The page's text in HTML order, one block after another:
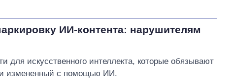
ИИ-контента: нарушителям
для искусственного интеллекта, которые обязывают
измененный с помощью ИИ.